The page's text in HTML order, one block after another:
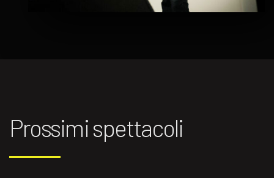
Prossimi spettacoli